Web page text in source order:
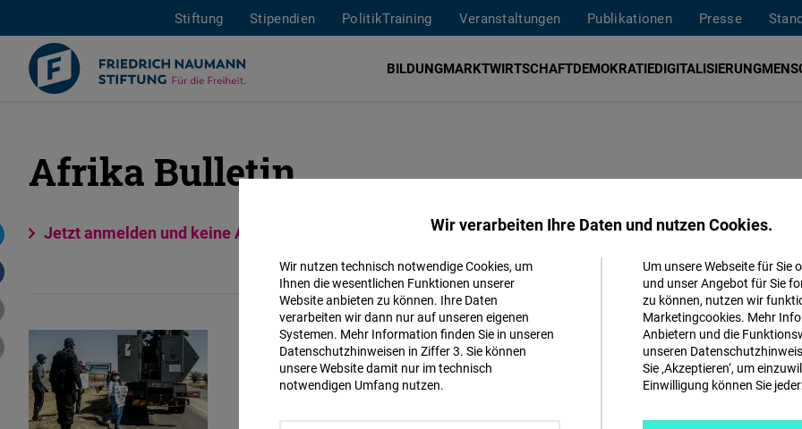
Direkt
zum
Stiftung Stipendien PolitikTraining Veranstaltungen Publikationen Presse
BILDUNGMARKTWIRTSCHAFTDEMOKRATIEDIGITALISIERUNG
Afrika Bulletin
Jetzt anmelden und keine Ausgabe verpassen.
Afrika Bulletin
Ausgabe 02/2022 | August
Wir verarbeiten Ihre Daten und nutzen Cookies.
Wir nutzen technisch notwendige Cookies, um
Ihnen die wesentlichen Funktionen unserer
Website anbieten zu können. Ihre Daten
verarbeiten wir dann nur auf unseren eigenen
Systemen. Mehr Information finden Sie in unseren
Datenschutzhinweisen in Ziffer 3. Sie können
unsere Website damit nur im technisch
notwendigen Umfang nutzen.
Um unsere Webseite für Sie
und unser Angebot für Sie
zu können, nutzen wir
Marketingcookies. Mehr
Anbietern und die
unseren
Sie ‚Akzeptieren‘, um
Einwilligung können Sie
Matomo
Facebook
Embed
Akzeptieren